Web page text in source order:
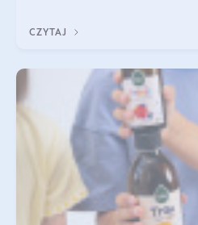
CZYTAJ